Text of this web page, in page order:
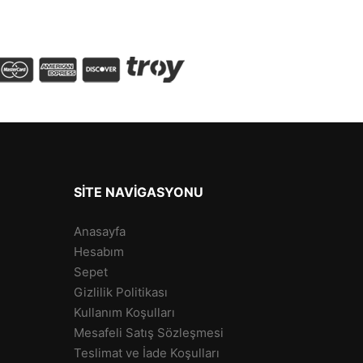
SITE NAVIGASYONU
Anasayfa
Hesabım
Sepet
Gizlilik Politikası
Kullanım Koşulları
Mesafeli Satış Sözleşmesi
Teslimat ve İade Koşulları